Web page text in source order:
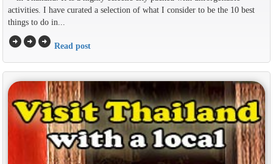
activities. I have curated a selection of what I consider to be the 10 best
things to do in...
arrow_circle_rightarrow_circle_rightarrow_circle_right Read post